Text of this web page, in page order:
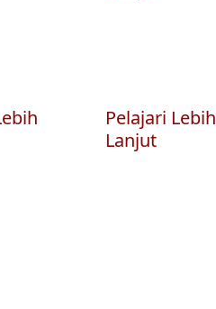
Pelajari Lebih
Lanjut